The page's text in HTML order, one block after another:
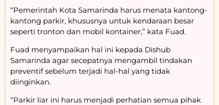
“Pemerintah Kota Samarinda harus menata kantong-
kantong parkir, khususnya untuk kendaraan besar
seperti tronton dan mobil kontainer,” kata Fuad.
Fuad menyampaikan hal ini kepada Dishub
Samarinda agar secepatnya mengambil tindakan
preventif sebelum terjadi hal-hal yang tidak
diinginkan.
“Parkir liar ini harus menjadi perhatian semua pihak